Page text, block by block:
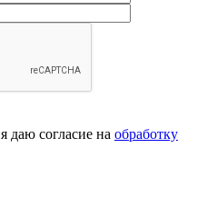
даю согласие на обработку